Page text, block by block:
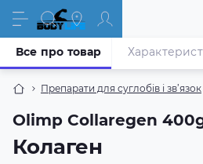
Препарати для суглобів і зв’язок
Olimp Collaregen
Колаген
Все про товар